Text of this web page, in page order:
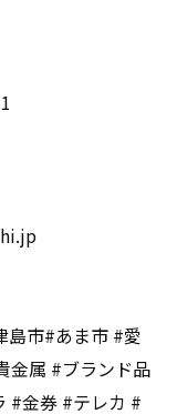
島市#あま市 #愛
金属 #ブランド品
#金券 #テレカ #